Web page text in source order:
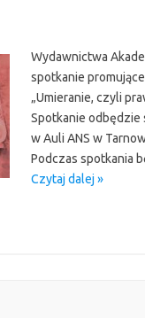
Wydawnictwa
spotkanie
„Umieranie, czyli
Spotkanie odbędzie
w Auli ANS w
Podczas spotkania
Czytaj dalej »